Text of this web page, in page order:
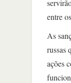
entre
As
russas
ações